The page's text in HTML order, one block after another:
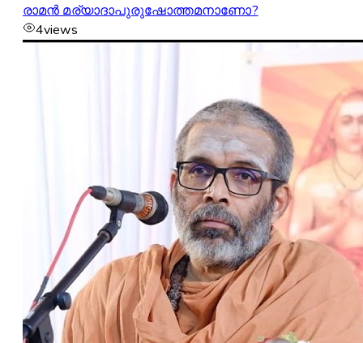
രാമൻ മര്യാദാപുരുഷോത്തമനാണോ?
4views